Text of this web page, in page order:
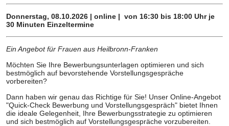
Donnerstag, 08.10.2026 | online | von 16:30 bis 18:00 Uhr je
30 Minuten Einzeltermine
Ein Angebot für Frauen aus Heilbronn-Franken
Möchten Sie Ihre Bewerbungsunterlagen optimieren und sich
bestmöglich auf bevorstehende Vorstellungsgespräche
vorbereiten?
Dann haben wir genau das Richtige für Sie! Unser Online-Angebot
"Quick-Check Bewerbung und Vorstellungsgespräch" bietet Ihnen
die ideale Gelegenheit, Ihre Bewerbungsstrategie zu optimieren
und sich bestmöglich auf Vorstellungsgespräche vorzubereiten.